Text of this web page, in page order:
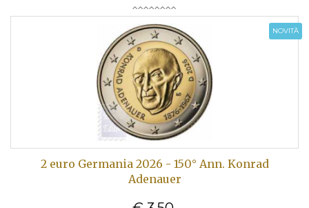
NOVITÀ
2 euro Germania 2026 - 150° Ann. Konrad
Adenauer